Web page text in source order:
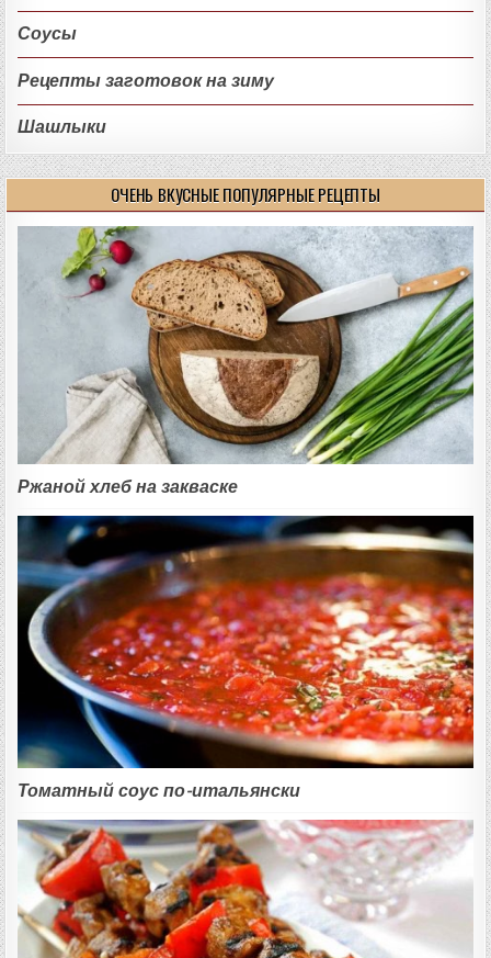
Соусы
Рецепты заготовок на зиму
Шашлыки
ОЧЕНЬ ВКУСНЫЕ ПОПУЛЯРНЫЕ РЕЦЕПТЫ
Ржаной хлеб на закваске
Томатный соус по-итальянски